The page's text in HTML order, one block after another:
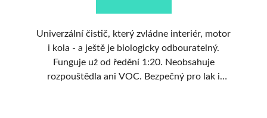
Univerzální čistič, který zvládne interiér, motor
i kola - a ještě je biologicky odbouratelný.
Funguje už od ředění 1:20. Neobsahuje
rozpouštědla ani VOC. Bezpečný pro lak i